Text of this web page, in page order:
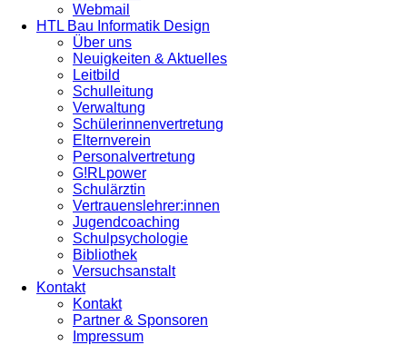
Webmail
HTL Bau Informatik Design
Über uns
Neuigkeiten & Aktuelles
Leitbild
Schulleitung
Verwaltung
Schülerinnenvertretung
Elternverein
Personalvertretung
G!RLpower
Schulärztin
Vertrauenslehrer:innen
Jugendcoaching
Schulpsychologie
Bibliothek
Versuchsanstalt
Kontakt
Kontakt
Partner & Sponsoren
Impressum